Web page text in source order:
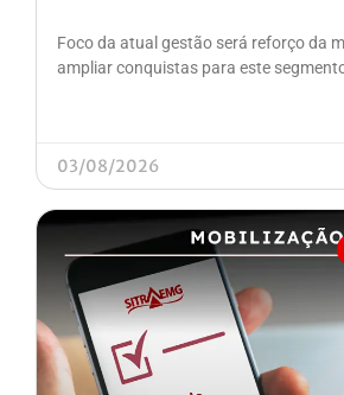
Foco da atual gestão será reforço da
ampliar conquistas para este
03/08/2026